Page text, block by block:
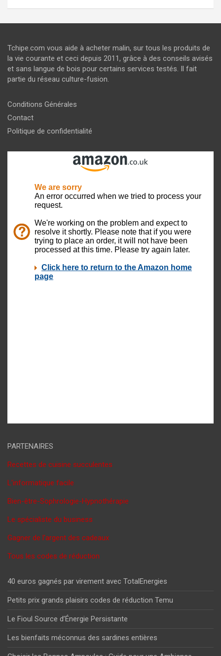
Tchipe.com vous aide à acheter malin, sur tous les produits de
la vie courante et ceci depuis 2011, grâce à des conseils avisés
et sans langue de bois pour certains services testés. Il fait
partie du réseau culture-fusion.
Conditions Générales
Contact
Politique de confidentialité
PARTENAIRES
Recettes de cuisine succulentes
L'informatique facile
Bien-être-Sophrologie-Hypnothérapie
Le spécialiste du business
Gagner de l'argent des cadeaux
Tous les codes de réduction
40 euros gagnés par virement avec TotalEnergies
Petits prix grands plaisirs codes de réduction Temu
Le Fioul Source d’Énergie Persistante
Les bienfaits méconnus des sardines entières